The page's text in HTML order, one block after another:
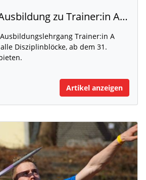
DLV schreibt Ausbildung zu Trainer:in A aus
Trainer:in A
Disziplinblöcke, ab dem 31.
Artikel anzeigen